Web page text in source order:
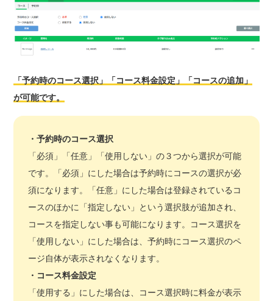
「予約時のコース選択」「コース料金設定」「コースの追加」
が可能です。
・予約時のコース選択
「必須」「任意」「使用しない」の３つから選択が可能
です。「必須」にした場合は予約時にコースの選択が必
須になります。「任意」にした場合は登録されているコ
ースのほかに「指定しない」という選択肢が追加され、
コースを指定しない事も可能になります。コース選択を
「使用しない」にした場合は、予約時にコース選択のペ
ージ自体が表示されなくなります。
・ コース料金設定
「使用する」にした場合は、コース選択時に料金が表示